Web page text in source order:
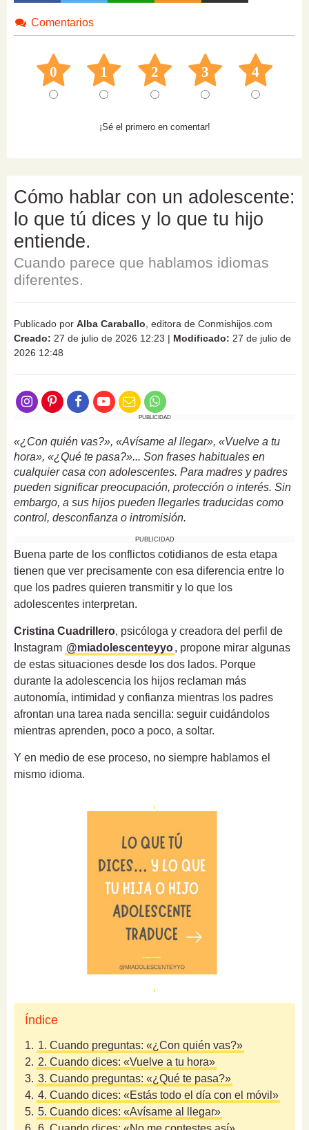
Comentarios
0 1 2 3 4
¡Sé el primero en comentar!
Cómo hablar con un adolescente:
lo que tú dices y lo que tu hijo
entiende.
Cuando parece que hablamos idiomas
diferentes.
Publicado por Alba Caraballo , editora de Conmishijos.com
Creado: 27 de julio de 2026 12:23 | Modificado: 27 de julio de
2026 12:48
PUBLICIDAD
«¿Con quién vas?», «Avísame al llegar», «Vuelve a tu
hora», «¿Qué te pasa?»... Son frases habituales en
cualquier casa con adolescentes. Para madres y padres
pueden significar preocupación, protección o interés. Sin
embargo, a sus hijos pueden llegarles traducidas como
control, desconfianza o intromisión.
PUBLICIDAD
Buena parte de los conflictos cotidianos de esta etapa
tienen que ver precisamente con esa diferencia entre lo
que los padres quieren transmitir y lo que los
adolescentes interpretan.
Cristina Cuadrillero, psicóloga y creadora del perfil de
Instagram @miadolescenteyyo, propone mirar algunas
de estas situaciones desde los dos lados. Porque
durante la adolescencia los hijos reclaman más
autonomía, intimidad y confianza mientras los padres
afrontan una tarea nada sencilla: seguir cuidándolos
mientras aprenden, poco a poco, a soltar.
Y en medio de ese proceso, no siempre hablamos el
mismo idioma.
Índice
1. 1. Cuando preguntas: «¿Con quién vas?»
2. 2. Cuando dices: «Vuelve a tu hora»
3. 3. Cuando preguntas: «¿Qué te pasa?»
4. 4. Cuando dices: «Estás todo el día con el móvil»
5. 5. Cuando dices: «Avísame al llegar»